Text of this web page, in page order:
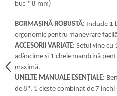
buc * 8 mm)
BORMAȘINĂ ROBUSTĂ: Include 1
ergonomic pentru manevrare
ACCESORII VARIATE: Setul vine cu
adâncime și 1 cheie mandrină
maximă.
UNELTE MANUALE ESENȚIALE:
de 8", 1 clește combinat de 7 inchi